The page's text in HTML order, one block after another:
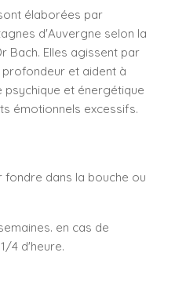
élaborées par
d'Auvergne selon la
Bach. Elles agissent par
et aident à
psychique et énergétique
émotionnels excessifs.
fondre dans la bouche ou
en cas de
4 d'heure.